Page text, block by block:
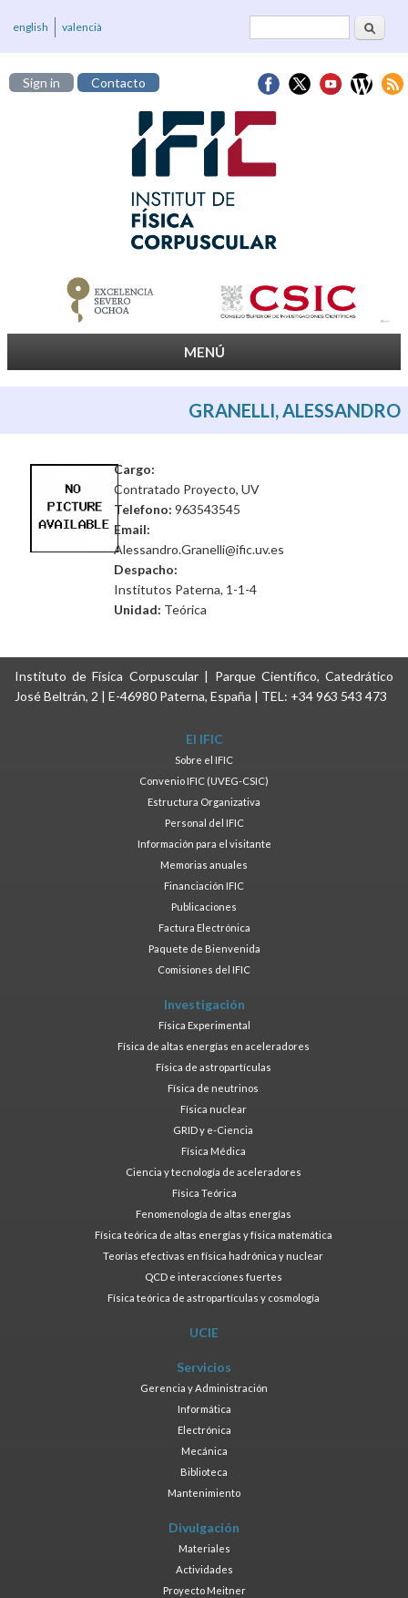
Formulario deBuscar
english valencià
Sign in Contacto
MENÚ
GRANELLI, ALESSANDRO
Cargo:
Contratado Proyecto, UV
Telefono: 963543545
Email:
Alessandro.Granelli@ific.uv.es
Despacho:
Institutos Paterna, 1-1-4
Unidad: Teórica
Instituto de Física Corpuscular | Parque Científico, Catedrático
José Beltrán, 2 | E-46980 Paterna, España | TEL: +34 963 543 473
El IFIC
Sobre el IFIC
Convenio IFIC (UVEG-CSIC)
Estructura Organizativa
Personal del IFIC
Información para el visitante
Memorias anuales
Financiación IFIC
Publicaciones
Factura Electrónica
Paquete de Bienvenida
Comisiones del IFIC
Investigación
Física Experimental
Física de altas energías en aceleradores
Física de astropartículas
Física de neutrinos
Física nuclear
GRID y e-Ciencia
Física Médica
Ciencia y tecnología de aceleradores
Física Teórica
Fenomenología de altas energías
Física teórica de altas energías y física matemática
Teorías efectivas en física hadrónica y nuclear
QCD e interacciones fuertes
Física teórica de astropartículas y cosmología
UCIE
Servicios
Gerencia y Administración
Informática
Electrónica
Mecánica
Biblioteca
Mantenimiento
Divulgación
Materiales
Actividades
Proyecto Meitner